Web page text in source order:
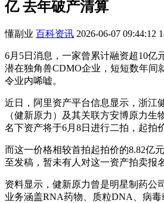
亿 去年破产清算
懂副业 百科资讯 2026-06-07 09:44:12
6月5日消息，一家曾累计融资超10亿
潜在独角兽CDMO企业，短短数年间
令业内唏嘘。
近日，阿里资产平台信息显示，浙江
（健新原力）及其关联方安博原力生
名下资产将于6月8日进行二拍，起拍
而这一价格相较首拍起拍价的8.82亿
至发稿，暂未有人对这一资产拍卖报名
资料显示，健新原力曾是明星制药公
业务涵盖RNA药物、质粒DNA、病